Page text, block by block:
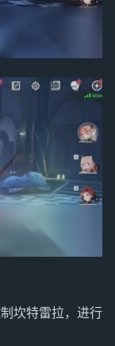
坎特雷拉，进行